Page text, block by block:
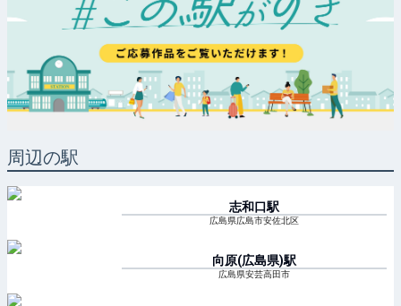
周辺の駅
志和口駅
広島県広島市安佐北区
向原(広島県)駅
広島県安芸高田市